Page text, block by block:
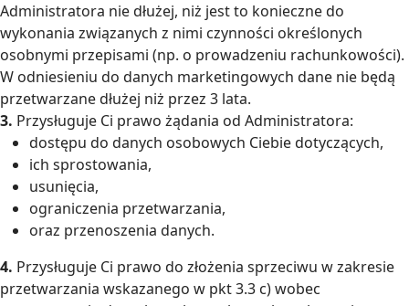
Administratora nie dłużej, niż jest to konieczne do
wykonania związanych z nimi czynności określonych
osobnymi przepisami (np. o prowadzeniu rachunkowości).
W odniesieniu do danych marketingowych dane nie będą
przetwarzane dłużej niż przez 3 lata.
3. Przysługuje Ci prawo żądania od Administratora:
dostępu do danych osobowych Ciebie dotyczących,
ich sprostowania,
usunięcia,
ograniczenia przetwarzania,
oraz przenoszenia danych.
4. Przysługuje Ci prawo do złożenia sprzeciwu w zakresie
przetwarzania wskazanego w pkt 3.3 c) wobec